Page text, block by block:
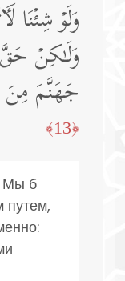
وَلَوۡ شِئۡنَا
وَلَـٰكِنۡ
جَهَنَّمَ مِنَ
﴿13﴾
Мы б
путем,